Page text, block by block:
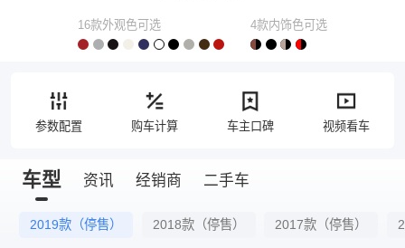
16款外观色可选 4款内饰色可选
参数配置 购车计算 车主口碑 视频看车
车型 资讯 经销商 二手车
2019款（停售） 2018款（停售） 2017款（停售）